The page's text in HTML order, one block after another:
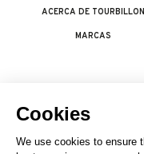
ACERCA DE TOURBILLON
MARCAS